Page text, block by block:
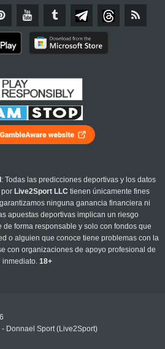
: Todas las predicciones deportivas y los datos
Live2Sport LLC tienen únicamente fines
ninguna ganancia financiera ni
apuestas deportivas implican un riesgo
de forma responsable y solo con fondos que
o alguien que conoce tiene problemas con la
con organizaciones de apoyo profesional de
inmediato.18+
Donnael Sport (Live2Sport)